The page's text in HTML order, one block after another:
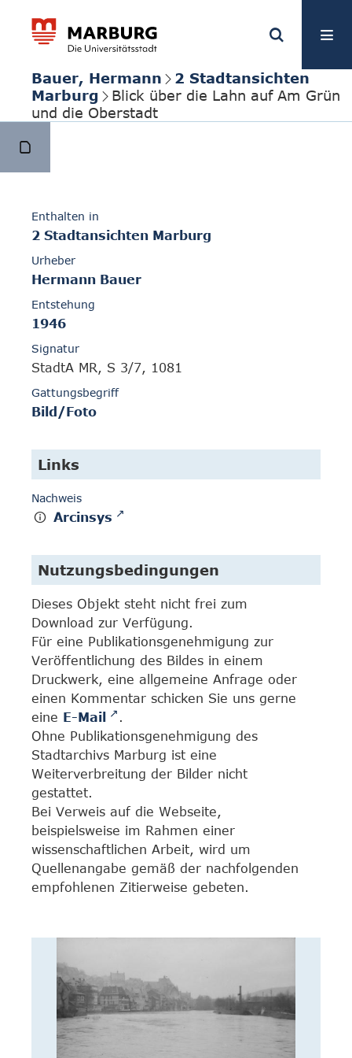
Bauer, Hermann
2 Stadtansichten
Marburg
Blick über die Lahn auf Am Grün
und die Oberstadt
Enthalten in
2 Stadtansichten Marburg
Urheber
Hermann Bauer
Entstehung
1946
Signatur
StadtA MR, S 3/7, 1081
Gattungsbegriff
Bild/Foto
Links
Nachweis
Arcinsys
Nutzungsbedingungen
Dieses Objekt steht nicht frei zum
Download zur Verfügung.
Für eine Publikationsgenehmigung zur
Veröffentlichung des Bildes in einem
Druckwerk, eine allgemeine Anfrage oder
einen Kommentar schicken Sie uns gerne
eine E-Mail
.
Ohne Publikationsgenehmigung des
Stadtarchivs Marburg ist eine
Weiterverbreitung der Bilder nicht
gestattet.
Bei Verweis auf die Webseite,
beispielsweise im Rahmen einer
wissenschaftlichen Arbeit, wird um
Quellenangabe gemäß der nachfolgenden
empfohlenen Zitierweise gebeten.